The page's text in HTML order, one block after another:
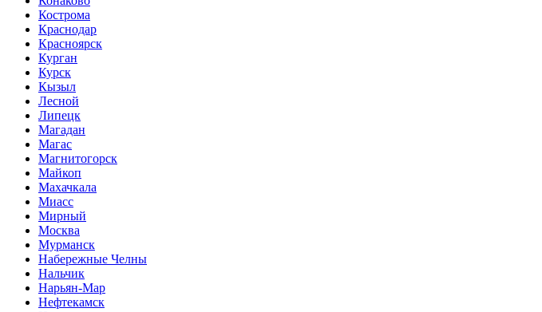
Кострома
Краснодар
Красноярск
Курган
Курск
Кызыл
Лесной
Липецк
Магадан
Магас
Магнитогорск
Майкоп
Махачкала
Миасс
Мирный
Москва
Мурманск
Набережные Челны
Нальчик
Нарьян-Мар
Нефтекамск